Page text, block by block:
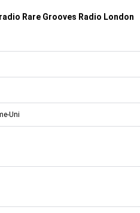
Rare Grooves Radio London
Uni